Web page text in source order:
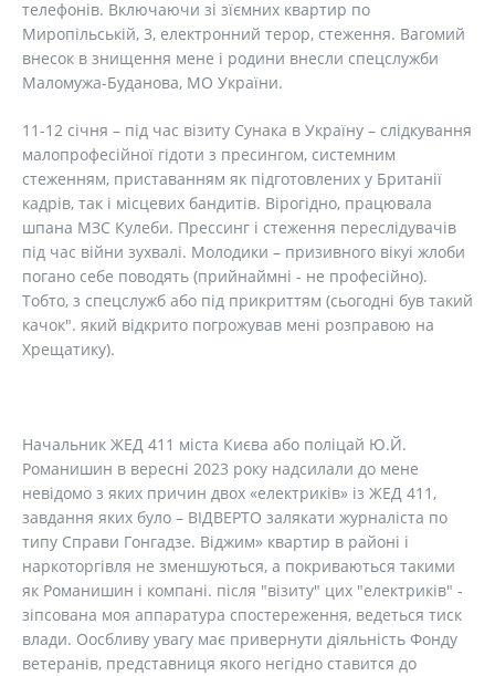
телефонів. Включаючи зі зїємних квартир по
Миропільській, 3, електронний терор, стеження. Вагомий
внесок в знищення мене і родини внесли спецслужби
Маломужа-Буданова, МО України.
11-12 січня – під час візиту Сунака в Україну – слідкування
малопрофесійної гідоти з пресингом, системним
стеженням, приставанням як підготовлених у Британії
кадрів, так і місцевих бандитів. Вірогідно, працювала
шпана МЗС Кулеби. Прессинг і стеження переслідувачів
під час війни зухвалі. Молодики – призивного вікуі жлоби
погано себе поводять (прийнаймні - не професійно).
Тобто, з спецслужб або під прикриттям (сьогодні був такий
качок". який відкрито погрожував мені розправою на
Хрещатику).
Начальник ЖЕД 411 міста Києва або поліцай Ю.Й.
Романишин в вересні 2023 року надсилали до мене
невідомо з яких причин двох «електриків» із ЖЕД 411,
завдання яких було – ВІДВЕРТО залякати журналіста по
типу Справи Гонгадзе. Віджим» квартир в районі і
наркоторгівля не зменшуються, а покриваються такими
як Романишин і компані. після "візиту" цих "електриків" -
зіпсована моя аппаратура спостереження, ведеться тиск
влади. Оосбливу увагу має привернути діяльність Фонду
ветеранів, представниця якого негідно ставится до